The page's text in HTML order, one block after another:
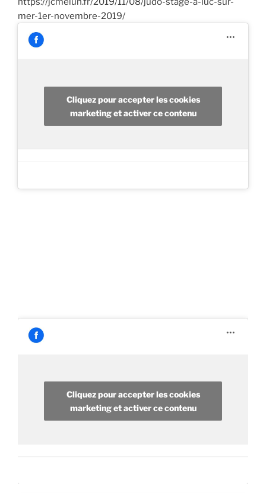
mer-1er-novembre-2019/
Cliquez pour accepter les cookies
marketing et activer ce contenu
Cliquez pour accepter les cookies
marketing et activer ce contenu